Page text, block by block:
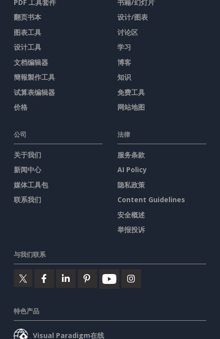
PDF 工具套件
翻页书本
图表工具
设计工具
文档编辑器
簡報製作工具
试算表编辑器
价格
书籍/幻灯片
设计/图表
讨论区
学习
博客
知识
免费工具
网站地图
公司
关于我们
新闻中心
媒体工具包
联系我们
法律
服务条款
AI Policy
隐私政策
Content Guidelines
安全概述
举报投诉
与我们联系
特色产品
Visual Paradigm在线